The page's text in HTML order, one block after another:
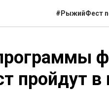
#РыжийФест
пройдут в